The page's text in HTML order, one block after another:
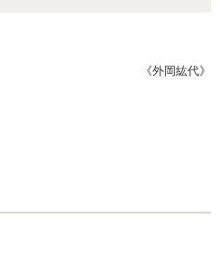
《外岡紘代》